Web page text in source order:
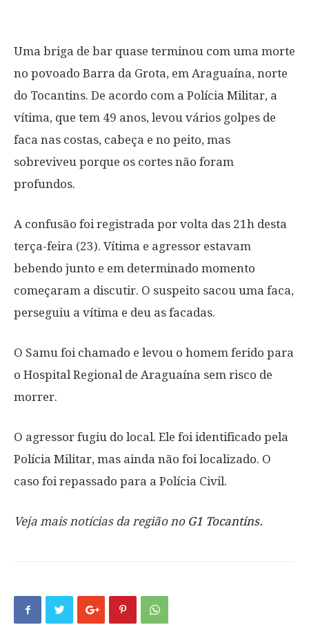
Uma briga de bar quase terminou com uma morte
no povoado Barra da Grota, em Araguaína, norte
do Tocantins. De acordo com a Polícia Militar, a
vítima, que tem 49 anos, levou vários golpes de
faca nas costas, cabeça e no peito, mas
sobreviveu porque os cortes não foram
profundos.
A confusão foi registrada por volta das 21h desta
terça-feira (23). Vítima e agressor estavam
bebendo junto e em determinado momento
começaram a discutir. O suspeito sacou uma faca,
perseguiu a vítima e deu as facadas.
O Samu foi chamado e levou o homem ferido para
o Hospital Regional de Araguaína sem risco de
morrer.
O agressor fugiu do local. Ele foi identificado pela
Polícia Militar, mas ainda não foi localizado. O
caso foi repassado para a Polícia Civil.
Veja mais notícias da região no G1 Tocantins.